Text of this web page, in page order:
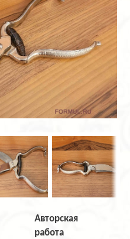
Авторская
работа